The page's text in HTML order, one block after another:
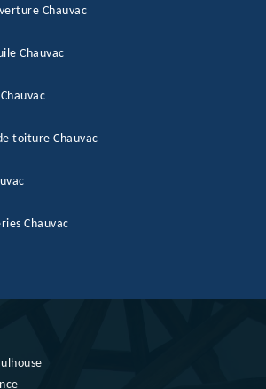
Chauvac
Chauvac
toiture Chauvac
Chauvac